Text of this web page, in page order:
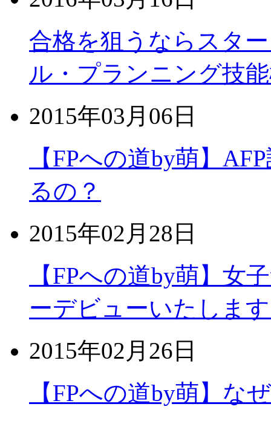
合格を狙うならスタ
ル・プランニング技
2015年03月06日
【FPへの道by萌】
るの？
2015年02月28日
【FPへの道by萌】女
ーデビューいたしま
2015年02月26日
【FPへの道by萌】な